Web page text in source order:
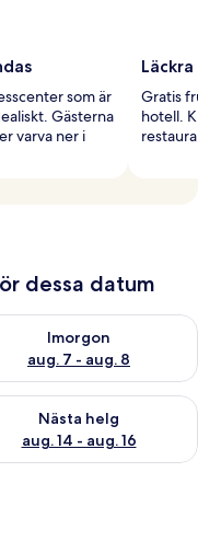
som är
Gästerna
varva ner i
Gratis
hotell.
dessa datum
6 - aug. 7
Imorgon
aug. 7 - aug. 8
tillgängligheten
helgen aug. 7 - aug. 9
Nästa helg
aug. 14 - aug. 16
tillgängligheten